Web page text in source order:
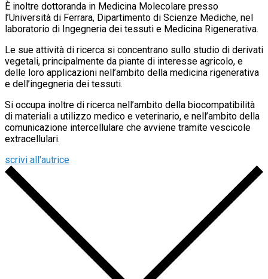
È inoltre dottoranda in Medicina Molecolare presso
l’Università di Ferrara, Dipartimento di Scienze Mediche, nel
laboratorio di Ingegneria dei tessuti e Medicina Rigenerativa.
Le sue attività di ricerca si concentrano sullo studio di derivati
vegetali, principalmente da piante di interesse agricolo, e
delle loro applicazioni nell’ambito della medicina rigenerativa
e dell’ingegneria dei tessuti.
Si occupa inoltre di ricerca nell’ambito della biocompatibilità
di materiali a utilizzo medico e veterinario, e nell’ambito della
comunicazione intercellulare che avviene tramite vescicole
extracellulari.
scrivi all'autrice